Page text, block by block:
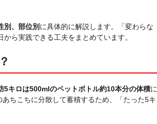
別、部位別 に具体的に解説します。「変わらな
から実践できる工夫をまとめています。
5キロは500mlのペットボトル約10本分の体積に
ちこちに分散して蓄積するため、「たった5キ